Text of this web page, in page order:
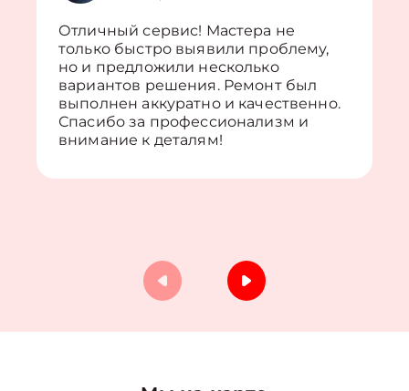
Отличный сервис! Мастера не
только быстро выявили проблему,
но и предложили несколько
вариантов решения. Ремонт был
выполнен аккуратно и качественно.
Спасибо за профессионализм и
внимание к деталям!